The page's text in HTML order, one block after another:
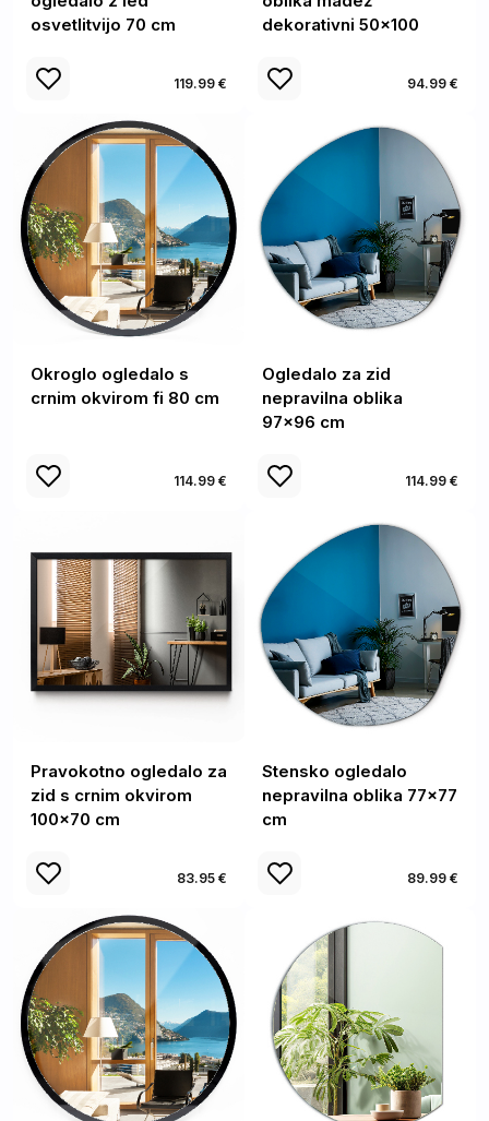
osvetlitvijo 70 cm
119.99 €
dekorativni 50x100
94.99 €
Okroglo ogledalo s
crnim okvirom fi 80 cm
114.99 €
Ogledalo za zid
nepravilna oblika
97x96 cm
114.99 €
Pravokotno ogledalo za
zid s crnim okvirom
100x70 cm
83.95 €
Stensko ogledalo
nepravilna oblika 77x77
cm
89.99 €